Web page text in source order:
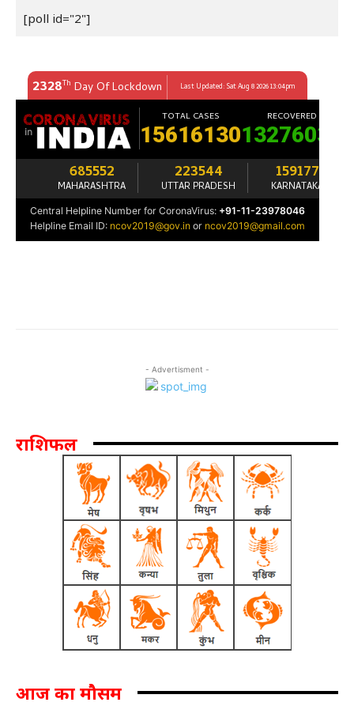
[poll id="2"]
- Advertisment -
राशिफल
आज का मौसम